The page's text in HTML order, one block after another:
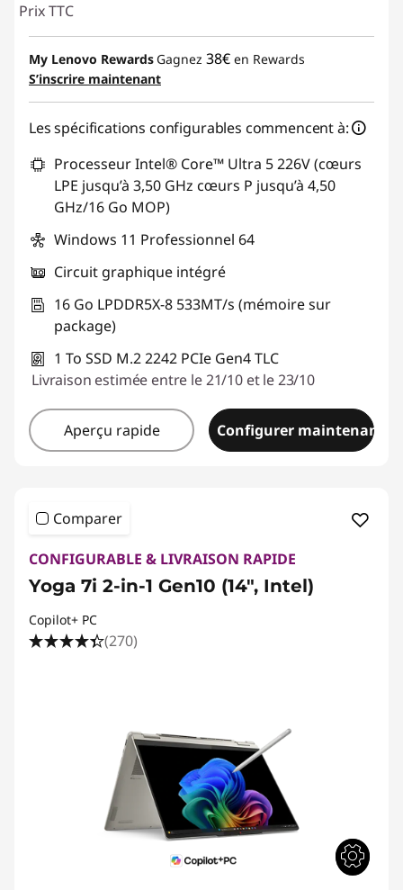
Prix TTC
My Lenovo Rewards Gagnez 38€ en Rewards
S’inscrire maintenant
Les spécifications configurables commencent à:
Processeur Intel® Core™ Ultra 5 226V (cœurs
LPE jusqu’à 3,50 GHz cœurs P jusqu’à 4,50
GHz/16 Go MOP)
Windows 11 Professionnel 64
Circuit graphique intégré
16 Go LPDDR5X-8 533MT/s (mémoire sur
package)
1 To SSD M.2 2242 PCIe Gen4 TLC
Livraison estimée entre le 21/10 et le 23/10
Aperçu rapide Configurer maintenant
Comparer
CONFIGURABLE & LIVRAISON RAPIDE
Yoga 7i 2-in-1 Gen10 (14", Intel)
Copilot+ PC
(270)